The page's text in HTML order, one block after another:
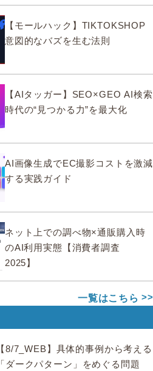
【モールハック】TIKTOKSHOP
意図的なバズを生む法則
【AIタッガー】SEO×GEO AI検索
時代の“見つかる力”を最大化
AI画像生成でEC撮影コストを激減
する実践ガイド
ネット上での調べ物×通販購入時
のAI利用実態【消費者調査
2025】
一覧はこちら
【8/7_WEB】具体的事例から考える
「ダークパターン」をめぐる問題